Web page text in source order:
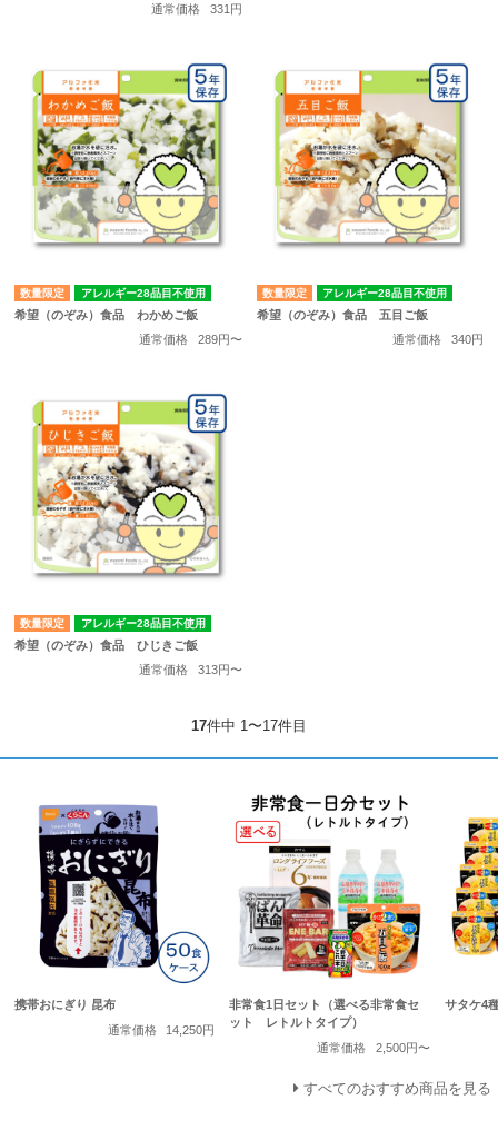
通常価格
331円
数量限定 アレルギー28品目不使用
希望（のぞみ）食品 わかめご飯
通常価格
289円〜
数量限定 アレルギー28品目不使用
希望（のぞみ）食品 五目ご飯
通常価格
340円
数量限定 アレルギー28品目不使用
希望（のぞみ）食品 ひじきご飯
通常価格
313円〜
17件中 1〜17件目
携帯おにぎり 昆布
通常価格
14,250円
非常食1日セット（選べる非常食セ
ット レトルトタイプ）
通常価格
2,500円〜
サタケ4
すべてのおすすめ商品を見る